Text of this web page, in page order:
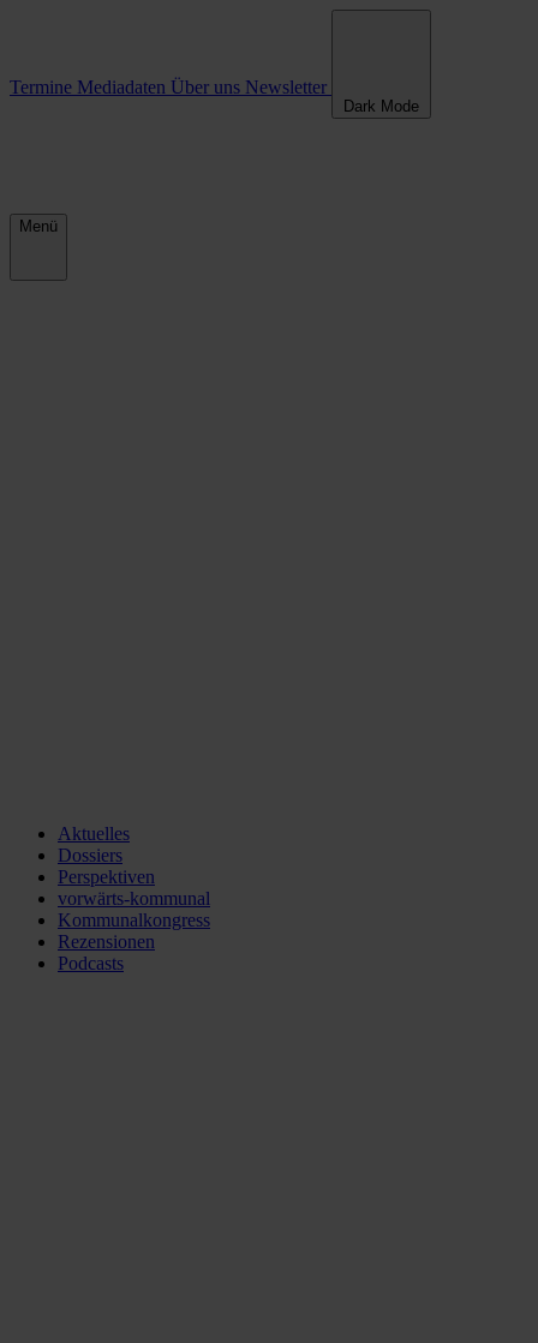
Termine Mediadaten Über uns Newsletter
Dark Mode
Menü
Aktuelles
Dossiers
Perspektiven
vorwärts-kommunal
Kommunalkongress
Rezensionen
Podcasts
Erinnerung in den Kommunen